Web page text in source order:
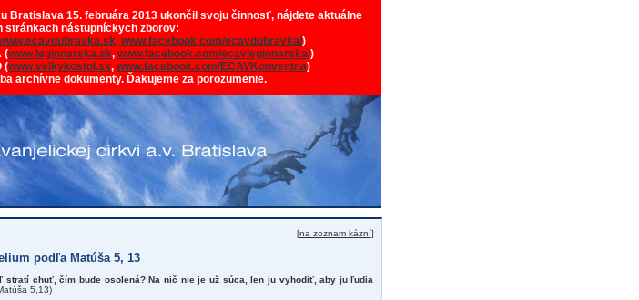
Bratislava 15. februára 2013 ukončil svoju činnosť, nájdete aktuálne
stránkach nástupníckych zborov:
www.facebook.com/ecavdubravka/)
(www.legionarska.sk, www.facebook.com/ecavlegionarska/)
(www.velkykostol.sk, www.facebook.com/ECAVKonventna)
archívne dokumenty. Ďakujeme za porozumenie.
[na zoznam kázní]
podľa Matúša 5, 13
stratí chuť, čím bude osolená? Na nič nie je už súca, len ju vyhodiť, aby ju ľudia
5,13)